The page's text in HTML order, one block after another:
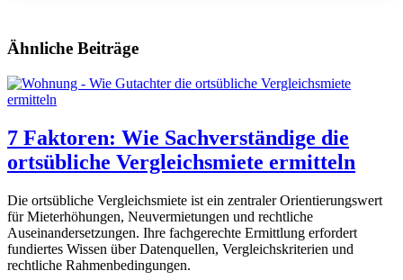
Ähnliche Beiträge
7 Faktoren: Wie Sachverständige die
ortsübliche Vergleichsmiete ermitteln
Die ortsübliche Vergleichsmiete ist ein zentraler Orientierungswert
für Mieterhöhungen, Neuvermietungen und rechtliche
Auseinandersetzungen. Ihre fachgerechte Ermittlung erfordert
fundiertes Wissen über Datenquellen, Vergleichskriterien und
rechtliche Rahmenbedingungen.